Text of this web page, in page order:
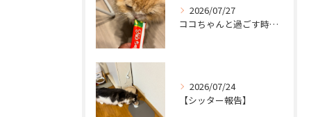
2026/07/27
ココちゃんと過ごす時間が待ち遠しい！🐾
2026/07/24
【シッター報告】